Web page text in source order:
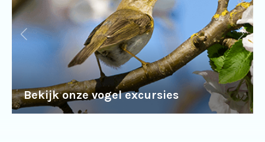
Bekijk onze vogel excursies